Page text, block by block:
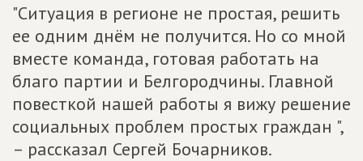
"Ситуация в регионе не простая, решить
ее одним днём не получится. Но со мной
вместе команда, готовая работать на
благо партии и Белгородчины. Главной
повесткой нашей работы я вижу решение
социальных проблем простых граждан ",
– рассказал Сергей Бочарников.